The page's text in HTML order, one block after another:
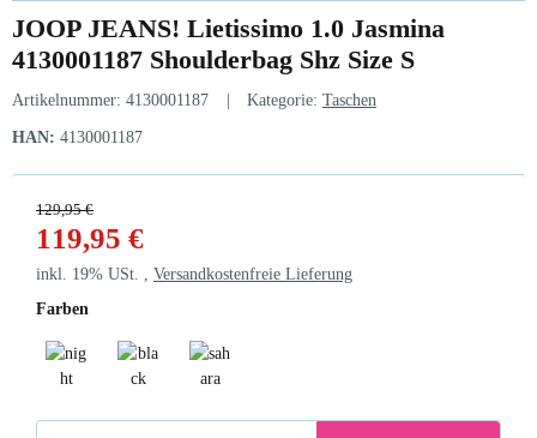
JOOP JEANS! Lietissimo 1.0 Jasmina
4130001187 Shoulderbag Shz Size S
Artikelnummer: 4130001187 Kategorie: Taschen
HAN: 4130001187
129,95 €
119,95 €
inkl. 19% USt. , Versandkostenfreie Lieferung
Farben